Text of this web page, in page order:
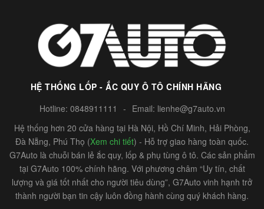
HỆ THỐNG LỐP - ẮC QUY Ô TÔ CHÍNH HÃNG
Hotline: 0848911111 - Email: lienhe@g7auto.vn
Hệ thống hơn 20 cửa hàng tại Hà Nội, Hồ Chí Minh, Hải Phòng,
Đà Nẵng, Phú Thọ (Xem chi tiết) - Hỗ trợ giao hàng toàn quốc.
G7Auto là chuỗi bán lẻ ắc quy, lốp & phụ tùng ô tô. Các sản phẩm
tại G7Auto 100% chính hãng. Với phương châm “Uy tín, chất
lượng và giá tốt nhất cho người tiêu dùng”, G7Auto vinh hạnh trở
thành người bạn tin cậy luôn đồng hành cùng quý khách hàng.